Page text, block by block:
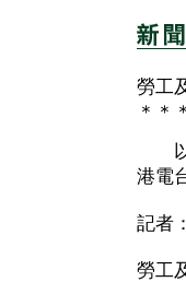
勞工
＊＊
以
港電
記者
勞工